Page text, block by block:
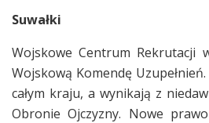
Suwałki
Wojskowe Centrum Rekrutacji
Wojskową Komendę
całym kraju, a wynikają z
Obronie Ojczyzny. Nowe